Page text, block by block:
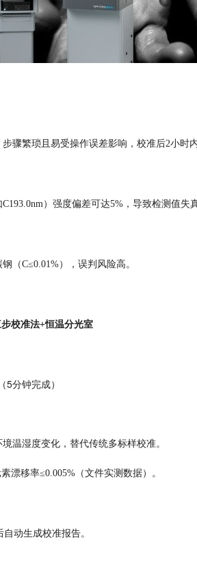
骤繁琐且易受操作误差影响，校准后2小时
）强度偏差可达5%，导致检测值失真
（C≤0.01%），误判风险高。
校准法+恒温分光室
分钟完成）
温湿度变化，替代传统多标样校准。
漂移率≤0.005%（文件实测数据）。
动生成校准报告。